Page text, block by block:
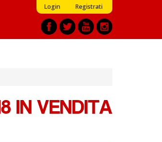
Login Registrati
IN VENDITA